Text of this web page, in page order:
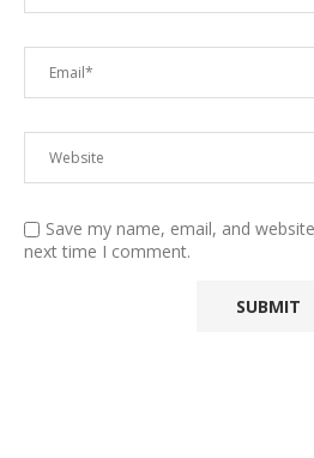
Save my name, email, and
next time I comment.